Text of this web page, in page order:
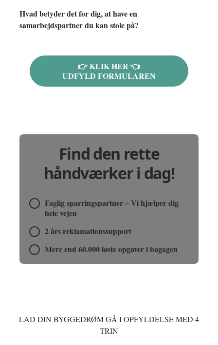
Hvad betyder det for dig,at have en
samarbejdspartner du kan stole på?
👉 KLIK HER 👈
UDFYLD FORMULAREN
Find den rette
håndværker i dag!
Faglig sparringspartner – Vi hjælper dig
hele vejen
2 års reklamationssupport
Mere end 60.000 løste opgaver i bagagen
LAD DIN BYGGEDRØM GÅ I OPFYLDELSE MED 4
TRIN